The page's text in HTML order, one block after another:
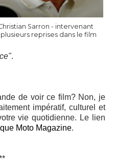
Sarron - intervenant
plusieurs reprises dans le film
.
de voir ce film? Non, je
impératif, culturel et
vie quotidienne. Le lien
Moto Magazine.